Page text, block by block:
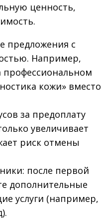
ценность,
предложения с
Например,
профессиональном
кожи» вместо
за предоплату
увеличивает
риск отмены
после первой
дополнительные
услуги (например,